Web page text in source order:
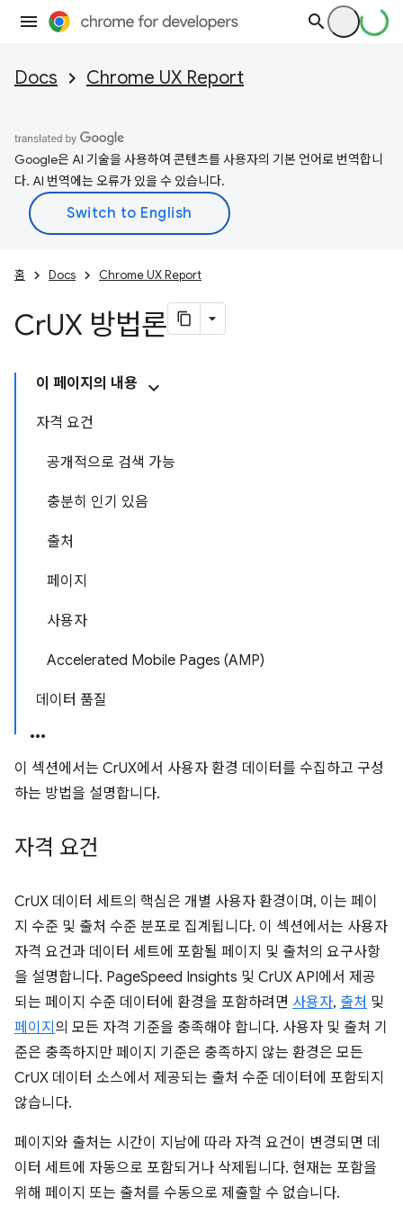
Docs Chrome UX Report
Google은 AI 기술을 사용하여 콘텐츠를 사용자의 기본 언어로 번역합니
다. AI 번역에는 오류가 있을 수 있습니다.
홈 Docs Chrome UX Report
CrUX 방법론
이 페이지의 내용
자격 요건
공개적으로 검색 가능
충분히 인기 있음
출처
페이지
사용자
Accelerated Mobile Pages (AMP)
데이터 품질
이 섹션에서는 CrUX에서 사용자 환경 데이터를 수집하고 구성
하는 방법을 설명합니다.
자격 요건
CrUX 데이터 세트의 핵심은 개별 사용자 환경이며, 이는 페이
지 수준 및 출처 수준 분포로 집계됩니다. 이 섹션에서는 사용자
자격 요건과 데이터 세트에 포함될 페이지 및 출처의 요구사항
을 설명합니다. PageSpeed Insights 및 CrUX API에서 제공
되는 페이지 수준 데이터에 환경을 포함하려면 사용자, 출처 및
페이지 의 모든 자격 기준을 충족해야 합니다. 사용자 및 출처 기
준은 충족하지만 페이지 기준은 충족하지 않는 환경은 모든
CrUX 데이터 소스에서 제공되는 출처 수준 데이터에 포함되지
않습니다.
페이지와 출처는 시간이 지남에 따라 자격 요건이 변경되면 데
이터 세트에 자동으로 포함되거나 삭제됩니다. 현재는 포함을
위해 페이지 또는 출처를 수동으로 제출할 수 없습니다.